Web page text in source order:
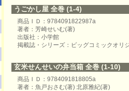
うごかし屋 全巻 (1-4)
商品ＩＤ：9784091822987a
著者：芳崎せいむ(著)
出版社：小学館
掲載誌・シリーズ：ビッグコミックオリ
玄米せんせいの弁当箱 全巻 (1-10)
商品ＩＤ：9784091818805a
著者：魚戸おさむ(著) 北原雅紀(著)